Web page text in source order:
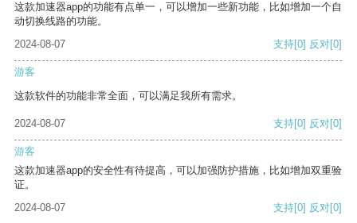
这款加速器app的功能有点单一，可以增加一些新功能，比如增加一个自
动切换线路的功能。
2024-08-07
支持[0] 反对[0]
游客
这款软件的功能非常全面，可以满足我所有需求。
2024-08-07 支持[0] 反对[0]
游客
这款加速器app的安全性有待提高，可以加强防护措施，比如增加双重验
证。
2024-08-07
支持[0] 反对[0]